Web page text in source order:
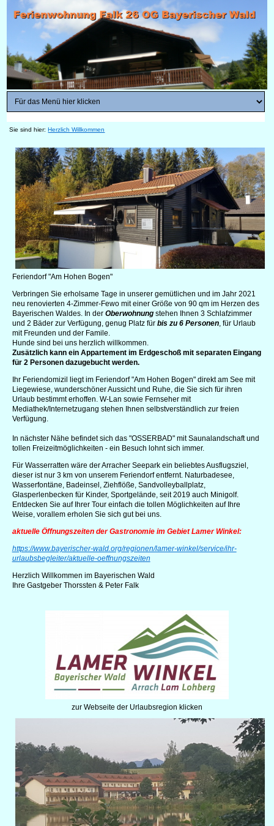
Sie sind hier:Herzlich Willkommen
Feriendorf "Am Hohen Bogen"
Verbringen Sie erholsame Tage in unserer gemütlichen und im Jahr 2021
neu renovierten 4-Zimmer-Fewo mit einer Größe von 90 qm im Herzen des
Bayerischen Waldes. In der Oberwohnungstehen Ihnen 3 Schlafzimmer
und 2 Bäder zur Verfügung, genug Platz für bis zu 6 Personen, für Urlaub
mit Freunden und der Famile.
Hunde sind bei uns herzlich willkommen.
Zusätzlich kann ein Appartement im Erdgeschoß mit separaten Eingang
für 2 Personen dazugebucht werden.
Ihr Feriendomizil liegt im Feriendorf "Am Hohen Bogen" direkt am See mit
Liegewiese, wunderschöner Aussicht und Ruhe, die Sie sich für ihren
Urlaub bestimmt erhoffen. W-Lan sowie Fernseher mit
Mediathek/Internetzugang stehen Ihnen selbstverständlich zur freien
Verfügung.
In nächster Nähe befindet sich das "OSSERBAD" mit Saunalandschaft und
tollen Freizeitmöglichkeiten - ein Besuch lohnt sich immer.
Für Wasserratten wäre der Arracher Seepark ein beliebtes Ausflugsziel,
dieser ist nur 3 km von unserem Feriendorf entfernt. Naturbadesee,
Wasserfontäne, Badeinsel, Ziehflöße, Sandvolleyballplatz,
Glasperlenbecken für Kinder, Sportgelände, seit 2019 auch Minigolf.
Entdecken Sie auf Ihrer Tour einfach die tollen Möglichkeiten auf Ihre
Weise, vorallem erholen Sie sich gut bei uns.
aktuelle Öffnungszeiten der Gastronomie im Gebiet Lamer Winkel:
https://www.bayerischer-wald.org/regionen/lamer-winkel/service/ihr-
urlaubsbegleiter/aktuelle-oeffnungszeiten
Herzlich Willkommen im Bayerischen Wald
Ihre Gastgeber Thorssten & Peter Falk
zur Webseite der Urlaubsregion klicken